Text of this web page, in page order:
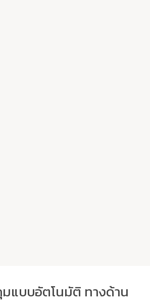
แบบอัตโนมัติ ทางด้าน